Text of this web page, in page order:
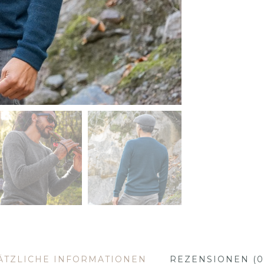
INFORMATIONEN REZENSIONEN